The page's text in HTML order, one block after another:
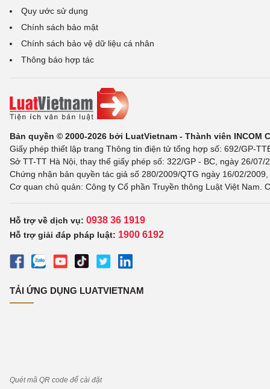
Quy ước sử dụng
Chính sách bảo mật
Chính sách bảo vệ dữ liệu cá nhân
Thông báo hợp tác
Bản quyền © 2000-2026 bởi LuatVietnam - Thành viên INCOM
Giấy phép thiết lập trang Thông tin điện tử tổng hợp số: 692/GP-
Sở TT-TT Hà Nội, thay thế giấy phép số: 322/GP - BC, ngày 26/
Chứng nhận bản quyền tác giả số 280/2009/QTG ngày 16/02/
Cơ quan chủ quản: Công ty Cổ phần Truyền thông Luật Việt Nam.
Hỗ trợ về dịch vụ: 0938 36 1919
Hỗ trợ giải đáp pháp luật: 1900 6192
TẢI ỨNG DỤNG LUATVIETNAM
Quét mã QR code để cài đặt